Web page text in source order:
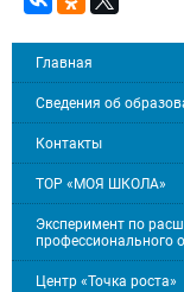
Главная
Сведения об
Контакты
ТОР «МОЯ ШКОЛА»
Эксперимент по
профессионального
Центр «Точка роста»